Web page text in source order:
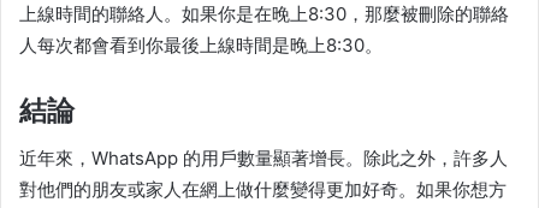
上線時間的聯絡人。如果你是在晚上8:30，那麼被刪除的聯絡
人每次都會看到你最後上線時間是晚上8:30。
結論
近年來，WhatsApp 的用戶數量顯著增長。除此之外，許多人
對他們的朋友或家人在網上做什麼變得更加好奇。如果你想方